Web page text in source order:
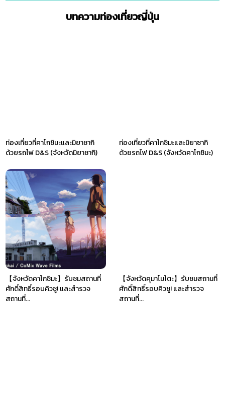
บทความท่องเที่ยวญี่ปุ่น
ท่องเที่ยวที่คาโกชิมะและมิยาซากิ
ด้วยรถไฟ D&S (จังหวัดมิยาซากิ)
ท่องเที่ยวที่คาโกชิมะและมิยาซากิ
ด้วยรถไฟ D&S (จังหวัดคาโกชิมะ)
【จังหวัดคาโกชิมะ】รับชมสถานที่
ศักดิ์สิทธิ์รอบคิวชู! และสำรวจ
สถานที่...
【จังหวัดคุมาโมโตะ】รับชมสถานที่
ศักดิ์สิทธิ์รอบคิวชู! และสำรวจ
สถานที่...